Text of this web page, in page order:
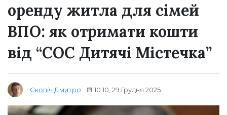
оренду житла для сімей
ВПО: як отримати кошти
від “СОС Дитячі Містечка”
Скопіч Дмитро 10:10, 29 Грудня 2025